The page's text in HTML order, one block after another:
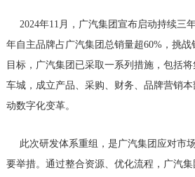
2024年11月，广汽集团宣布启动持续三
年自主品牌占广汽集团总销量超60%，挑
目标，广汽集团已采取一系列措施，包括
车城，成立产品、采购、财务、品牌营销
动数字化变革。
此次研发体系重组，是广汽集团应对市
要举措。通过整合资源、优化流程，广汽